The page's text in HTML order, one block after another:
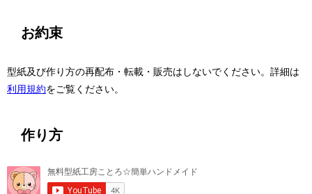
お約束
型紙及び作り方の再配布・転載・販売はしないでください。詳細は
利用規約をご覧ください。
作り方